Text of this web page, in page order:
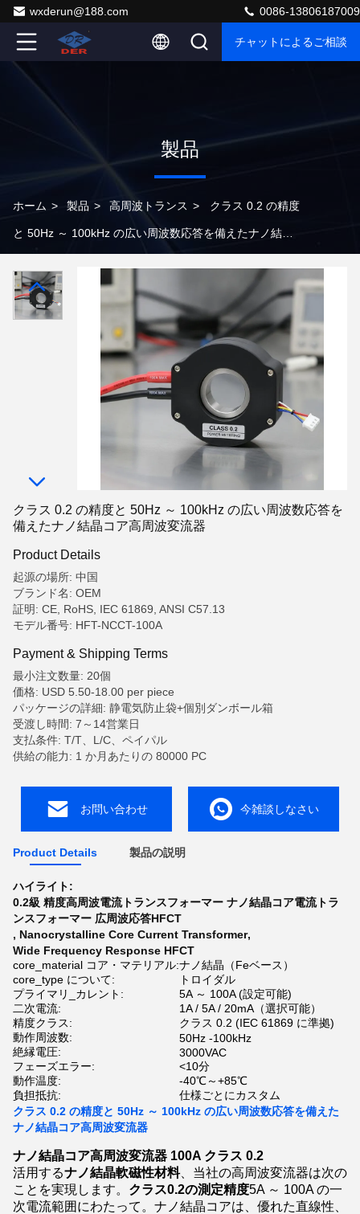
wxderun@188.com 0086-13806187009
チャットによるご相談
製品
ホーム > 製品 > 高周波トランス > クラス 0.2 の精度
と 50Hz ～ 100kHz の広い周波数応答を備えたナノ結晶
クラス 0.2 の精度と 50Hz ～ 100kHz の広い周波数応答を
備えたナノ結晶コア高周波変流器
Product Details
起源の場所: 中国
ブランド名: OEM
証明: CE, RoHS, IEC 61869, ANSI C57.13
モデル番号: HFT-NCCT-100A
Payment & Shipping Terms
最小注文数量: 20個
価格: USD 5.50-18.00 per piece
パッケージの詳細: 静電気防止袋+個別ダンボール箱
受渡し時間: 7～14営業日
支払条件: T/T、L/C、ペイパル
供給の能力: 1 か月あたりの 80000 PC
お問い合わせ 今雑談しなさい
Product Details 製品の説明
ハイライト:
0.2級 精度高周波電流トランスフォーマー ナノ結晶コア電流トラ
ンスフォーマー 広周波応答HFCT
, Nanocrystalline Core Current Transformer,
Wide Frequency Response HFCT
core_material コア・マテリアル:ナノ結晶（Feベース）
core_type について:
トロイダル
プライマリ_カレント:
5A ～ 100A (設定可能)
二次電流:
1A / 5A / 20mA（選択可能）
精度クラス:
クラス 0.2 (IEC 61869 に準拠)
動作周波数:
50Hz -100kHz
絶縁電圧:
3000VAC
フェーズエラー:
<10分
動作温度:
-40℃～+85℃
負担抵抗:
仕様ごとにカスタム
クラス 0.2 の精度と 50Hz ～ 100kHz の広い周波数応答を備えた
ナノ結晶コア高周波変流器
ナノ結晶コア高周波変流器 100A クラス 0.2
活用するナノ結晶軟磁性材料、当社の高周波変流器は次の
ことを実現します。 クラス0.2の測定精度5A ～ 100A の一
次電流範囲にわたって。ナノ結晶コアは、優れた直線性、